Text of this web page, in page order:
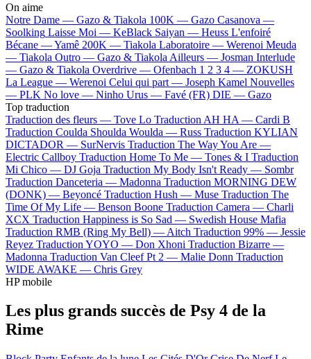
On aime
Notre Dame — Gazo & Tiakola 100K — Gazo Casanova —
Soolking Laisse Moi — KeBlack Saiyan — Heuss L'enfoiré
Bécane —Yamê 200K — Tiakola Laboratoire — Werenoi Meuda
— Tiakola Outro — Gazo & Tiakola Ailleurs — Josman Interlude
— Gazo & Tiakola Overdrive — Ofenbach 1 2 3 4 — ZOKUSH
La League — Werenoi Celui qui part — Joseph Kamel Nouvelles
— PLK No love — Ninho Urus — Favé (FR) DIE — Gazo
Top traduction
Traduction des fleurs — Tove Lo Traduction AH HA — Cardi B
Traduction Coulda Shoulda Woulda — Russ Traduction KYLIAN
DICTADOR — SurNervis Traduction The Way You Are —
Electric Callboy Traduction Home To Me — Tones & I Traduction
Mi Chico — DJ Goja Traduction My Body Isn't Ready — Sombr
Traduction Danceteria — Madonna Traduction MORNING DEW
(DONK) — Beyoncé Traduction Hush — Muse Traduction The
Time Of My Life — Benson Boone Traduction Camera — Charli
XCX Traduction Happiness is So Sad — Swedish House Mafia
Traduction RMB (Ring My Bell) — Aitch Traduction 99% — Jessie
Reyez Traduction YOYO — Don Xhoni Traduction Bizarre —
Madonna Traduction Van Cleef Pt 2 — Malie Donn Traduction
WIDE AWAKE — Chris Grey
HP mobile
Les plus grands succès de Psy 4 de la
Rime